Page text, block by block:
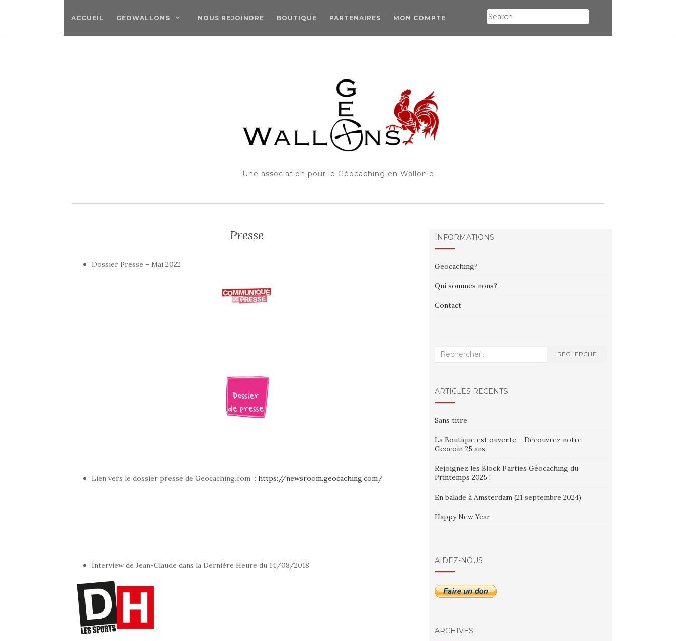
ACCUEIL GÉOWALLONS NOUS REJOINDRE BOUTIQUE PARTENAIRES MON COMPTE
Une association pour le Géocaching en Wallonie
Presse
Dossier Presse – Mai 2022
Lien vers le dossier presse de Geocaching.com : https://newsroom.geocaching.com/
Interview de Jean-Claude dans la Dernière Heure du 14/08/2018
INFORMATIONS
Geocaching?
Qui sommes nous?
Contact
Recherche
RECHERCHE
ARTICLES RÉCENTS
Sans titre
La Boutique est ouverte – Découvrez notre
Geocoin 25 ans
Rejoignez les Block Parties Géocaching du
Printemps 2025 !
En balade à Amsterdam (21 septembre 2024)
Happy New Year
AIDEZ-NOUS
ARCHIVES